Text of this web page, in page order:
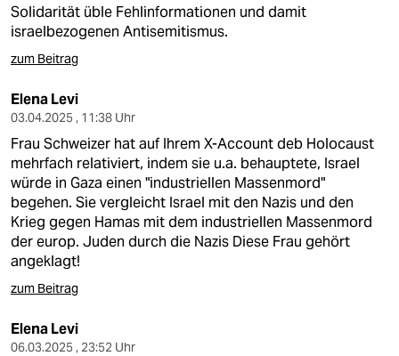
Solidarität üble Fehlinformationen und damit
israelbezogenen Antisemitismus.
zum Beitrag
Elena Levi
03.04.2025 , 11:38 Uhr
Frau Schweizer hat auf Ihrem X-Account deb Holocaust
mehrfach relativiert, indem sie u.a. behauptete, Israel
würde in Gaza einen "industriellen Massenmord"
begehen. Sie vergleicht Israel mit den Nazis und den
Krieg gegen Hamas mit dem industriellen Massenmord
der europ. Juden durch die Nazis Diese Frau gehört
angeklagt!
zum Beitrag
Elena Levi
06.03.2025 , 23:52 Uhr